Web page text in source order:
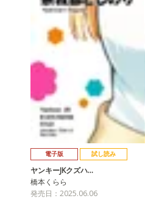
電子版 試し読み
ヤンキーJKクズハ…
橋本くらら
発売日：2025.06.06